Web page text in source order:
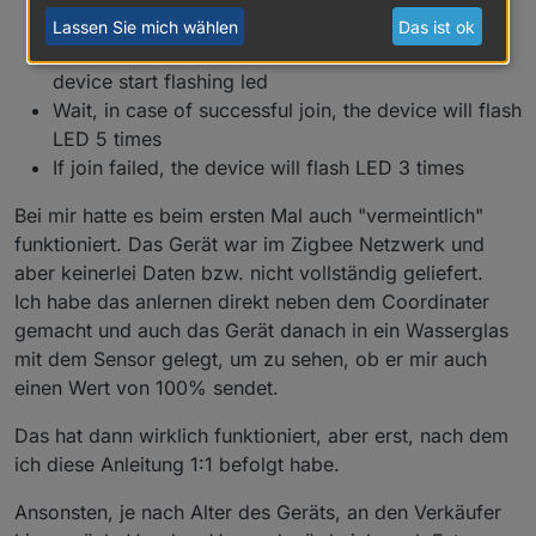
device to FN(Factory New) status
Press and hold button (1) for 2-3 seconds, until
device start flashing led
Wait, in case of successful join, the device will flash
LED 5 times
If join failed, the device will flash LED 3 times
Bei mir hatte es beim ersten Mal auch "vermeintlich"
funktioniert. Das Gerät war im Zigbee Netzwerk und
aber keinerlei Daten bzw. nicht vollständig geliefert.
Ich habe das anlernen direkt neben dem Coordinater
gemacht und auch das Gerät danach in ein Wasserglas
mit dem Sensor gelegt, um zu sehen, ob er mir auch
einen Wert von 100% sendet.
Das hat dann wirklich funktioniert, aber erst, nach dem
ich diese Anleitung 1:1 befolgt habe.
Ansonsten, je nach Alter des Geräts, an den Verkäufer
Lassen Sie mich wählen Das ist ok